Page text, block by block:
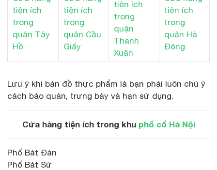
tiện ích
trong
quận Tây
Hồ
tiện ích
trong
quận Cầu
Giấy
tiện ích
trong
quận
Thanh
Xuân
tiện ích
trong
quận Hà
Đông
Lưu ý khi bán đồ thực phẩm là bạn phải luôn chú ý
cách bảo quản, trưng bày và hạn sử dụng.
Cửa hàng tiện ích trong khu phố cổ Hà Nội
Phố Bát Đàn
Phố Bát Sứ